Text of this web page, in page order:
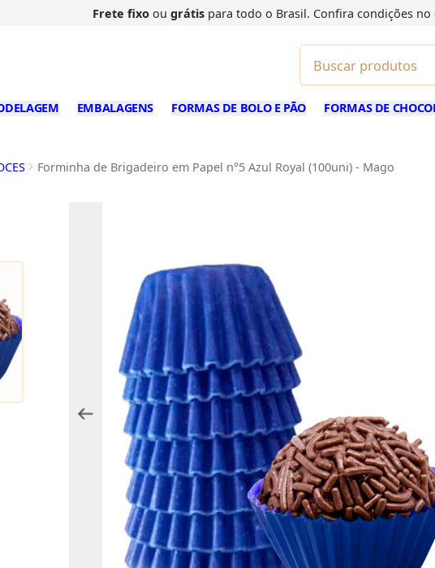
Frete fixoou grátispara todo o Brasil. Confira condições no
EMBALAGENS FORMAS DE BOLO E PÃO FORMAS DE
Forminha de Brigadeiro em Papel n°5 Azul Royal (100uni) - Mago